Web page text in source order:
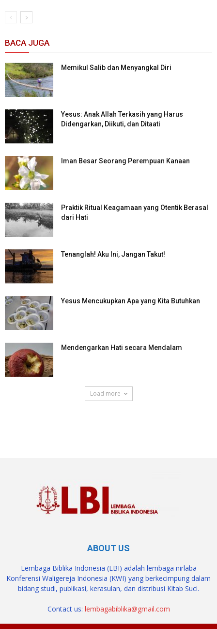
BACA JUGA
Memikul Salib dan Menyangkal Diri
Yesus: Anak Allah Terkasih yang Harus
Didengarkan, Diikuti, dan Ditaati
Iman Besar Seorang Perempuan Kanaan
Praktik Ritual Keagamaan yang Otentik Berasal
dari Hati
Tenanglah! Aku Ini, Jangan Takut!
Yesus Mencukupkan Apa yang Kita Butuhkan
Mendengarkan Hati secara Mendalam
Load more
ABOUT US
Lembaga Biblika Indonesia (LBI) adalah lembaga nirlaba
Konferensi Waligereja Indonesia (KWI) yang berkecimpung dalam
bidang studi, publikasi, kerasulan, dan distribusi Kitab Suci.
Contact us: lembagabiblika@gmail.com